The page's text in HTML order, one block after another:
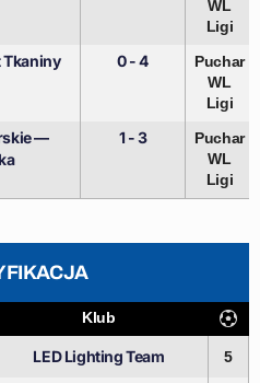
WL
Ligi
0 - 4
Puchar
WL
Ligi
—
1 - 3
Puchar
WL
Ligi
Klub
LED Lighting Team 5